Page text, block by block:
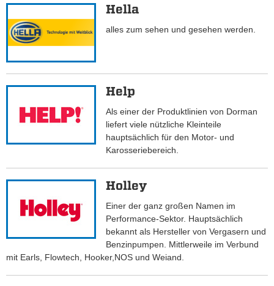
Hella
alles zum sehen und gesehen werden.
Help
Als einer der Produktlinien von Dorman
liefert viele nützliche Kleinteile
hauptsächlich für den Motor- und
Karosseriebereich.
Holley
Einer der ganz großen Namen im
Performance-Sektor. Hauptsächlich
bekannt als Hersteller von Vergasern und
Benzinpumpen. Mittlerweile im Verbund
mit Earls, Flowtech, Hooker,NOS und Weiand.